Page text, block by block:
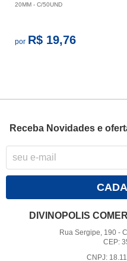
20MM - C/50UND
por R$ 19,76
Receba Novidades e
DIVINOPOLIS
Rua Sergipe, 190 -
CEP:
CNPJ: